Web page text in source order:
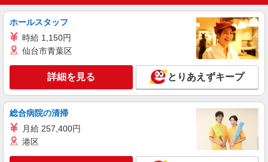
派遣社員
パーソルテンプスタッフ株式会社 フィールドワーク東日本CC/26-
0544761
NEW
＼コツコツ工具で組立＋検査×事務作業／板
時給1700円
東京都板橋区／最寄駅：志村坂上駅、北赤羽駅
キープ 詳細を見る
派遣社員
株式会社キャリアパワー
NEW
ホールスタッフ
時給 1,150円
仙台市青葉区
詳細を見る とりあえずキープ
総合病院の清掃
月給 257,400円
港区